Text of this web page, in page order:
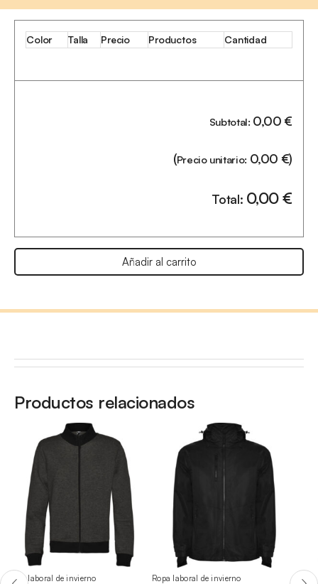
Color Talla Precio Productos Cantidad
Subtotal: 0,00€
(Precio unitario: 0,00 €)
Total: 0,00€
Añadir al carrito
Productos relacionados
Ropa laboral de invierno Ropa laboral de invierno